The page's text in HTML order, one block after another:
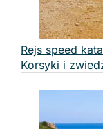
Rejs speed
Korsyki i